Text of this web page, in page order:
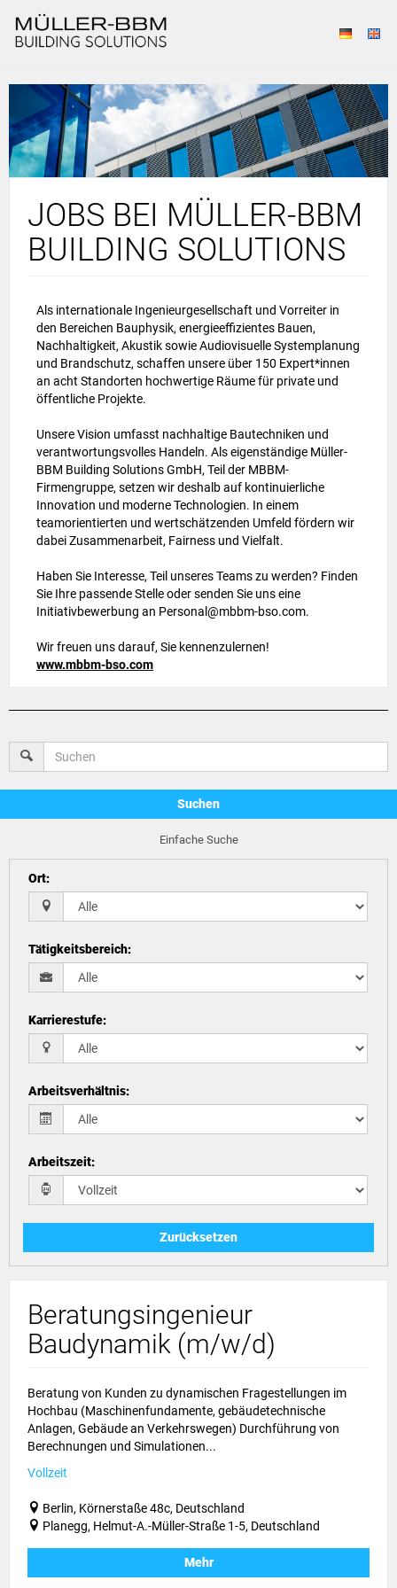
JOBS BEI MÜLLER-BBM
BUILDING SOLUTIONS
Als internationale Ingenieurgesellschaft und Vorreiter in
den Bereichen Bauphysik, energieeffizientes Bauen,
Nachhaltigkeit, Akustik sowie Audiovisuelle Systemplanung
und Brandschutz, schaffen unsere über 150 Expert*innen
an acht Standorten hochwertige Räume für private und
öffentliche Projekte.
Unsere Vision umfasst nachhaltige Bautechniken und
verantwortungsvolles Handeln. Als eigenständige Müller-
BBM Building Solutions GmbH, Teil der MBBM-
Firmengruppe, setzen wir deshalb auf kontinuierliche
Innovation und moderne Technologien. In einem
teamorientierten und wertschätzenden Umfeld fördern wir
dabei Zusammenarbeit, Fairness und Vielfalt.
Haben Sie Interesse, Teil unseres Teams zu werden? Finden
Sie Ihre passende Stelle oder senden Sie uns eine
Initiativbewerbung an Personal@mbbm-bso.com.
Wir freuen uns darauf, Sie kennenzulernen!
www.mbbm-bso.com
Suchen
Einfache Suche
Ort:
Tätigkeitsbereich:
Karrierestufe:
Arbeitsverhältnis:
Arbeitszeit:
Zurücksetzen
Beratungsingenieur
Baudynamik (m/w/d)
Beratung von Kunden zu dynamischen Fragestellungen im
Hochbau (Maschinenfundamente, gebäudetechnische
Anlagen, Gebäude an Verkehrswegen) Durchführung von
Berechnungen und Simulationen...
Vollzeit
Berlin, Körnerstaße 48c, Deutschland
Planegg, Helmut-A.-Müller-Straße 1-5, Deutschland
Mehr